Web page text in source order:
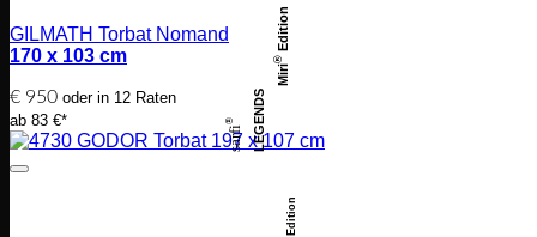
Miri
®
Edition
sarfi
® LEGENDS
Edition
GILMATH Torbat Nomand
170 x 103 cm
€ 950 oder in 12 Raten
ab 83 €*